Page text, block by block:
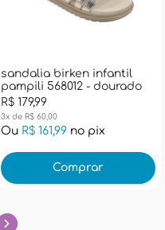
sandalia birken infantil
pampili 568012 - dourado
R$ 179,99
3x de R$ 60,00
Ou R$ 161,99no pix
Comprar